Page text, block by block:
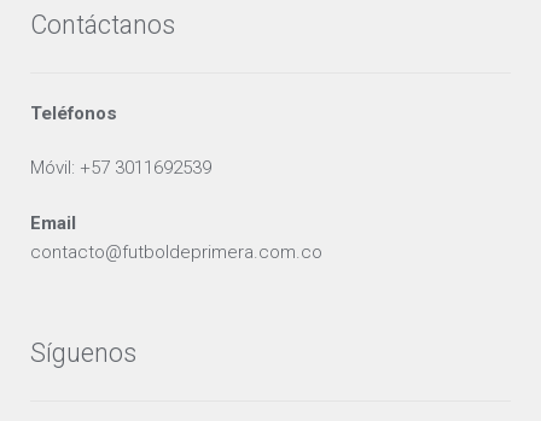
Contáctanos
Teléfonos
Móvil: +57 3011692539
Email
contacto@futboldeprimera.com.co
Síguenos